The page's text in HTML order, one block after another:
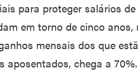
para proteger salários
em torno de cinco
mensais dos que
aposentados, chega a 70%.